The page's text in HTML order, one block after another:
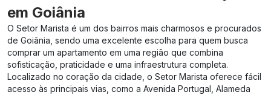
em Goiânia
O Setor Marista é um dos bairros mais charmosos e procurados
de Goiânia, sendo uma excelente escolha para quem busca
comprar um apartamento em uma região que combina
sofisticação, praticidade e uma infraestrutura completa.
Localizado no coração da cidade, o Setor Marista oferece fácil
acesso às principais vias, como a Avenida Portugal Alameda